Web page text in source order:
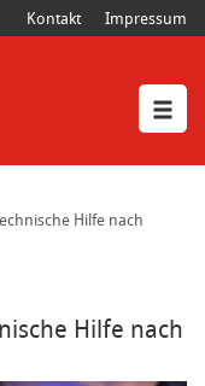
Kontakt Impressum
Hilfe nach
Hilfe nach